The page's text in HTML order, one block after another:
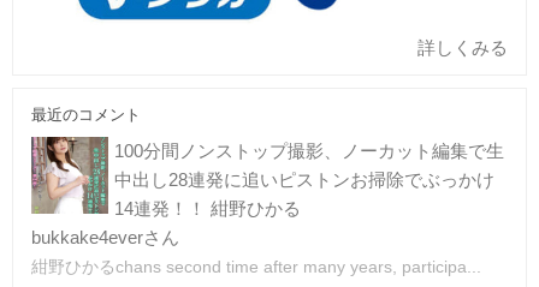
詳しくみる
最近のコメント
100分間ノンストップ撮影、ノーカット編集で生
中出し28連発に追いピストンお掃除でぶっかけ
14連発！！ 紺野ひかる
bukkake4everさん
紺野ひかるchans second time after many years, participa...